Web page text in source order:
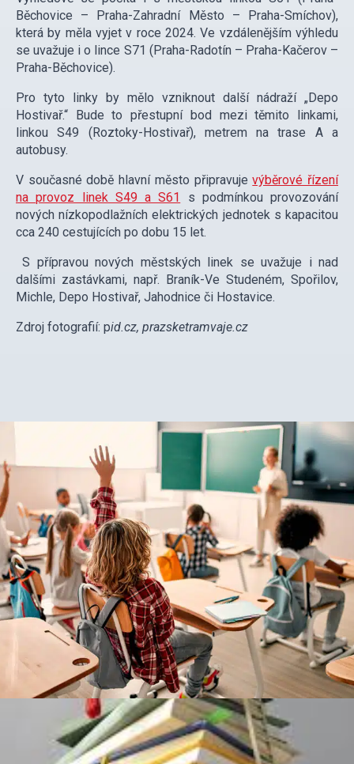
Běchovice – Praha-Zahradní Město – Praha-Smíchov),
která by měla vyjet v roce 2024. Ve vzdálenějším výhledu
se uvažuje i o lince S71 (Praha-Radotín – Praha-Kačerov –
Praha-Běchovice).
Pro tyto linky by mělo vzniknout další nádraží „Depo
Hostivař.“ Bude to přestupní bod mezi těmito linkami,
linkou S49 (Roztoky-Hostivař), metrem na trase A a
autobusy.
V současné době hlavní město připravujevýběrové řízení
na provoz linek S49 a S61
s podmínkou provozování
nových nízkopodlažních elektrických jednotek s kapacitou
cca 240 cestujících po dobu 15 let.
S přípravou nových městských linek se uvažuje i nad
dalšími zastávkami, např. Braník-Ve Studeném, Spořilov,
Michle, Depo Hostivař, Jahodnice či Hostavice.
Zdroj fotografií: pid.cz, prazsketramvaje.cz